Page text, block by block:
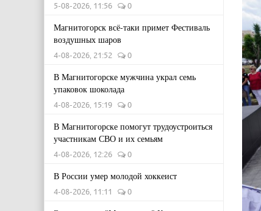
5-08-2026, 11:56 0
Магнитогорск всё-таки примет Фестиваль
воздушных шаров
4-08-2026, 21:52 0
В Магнитогорске мужчина украл семь
упаковок шоколада
4-08-2026, 15:19 0
В Магнитогорске помогут трудоустроиться
участникам СВО и их семьям
4-08-2026, 12:26 0
В России умер молодой хоккеист
4-08-2026, 11:11 0